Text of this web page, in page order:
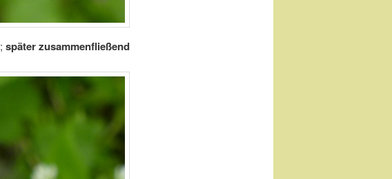
; später zusammenfließend